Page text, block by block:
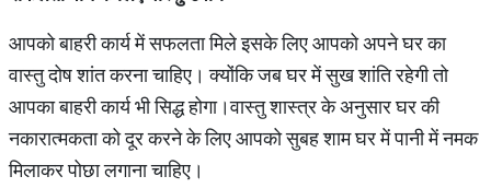
आपको बाहरी कार्य में सफलता मिले इसके लिए आपको अपने घर का
वास्तु दोष शांत करना चाहिए। क्योंकि जब घर में सुख शांति रहेगी तो
आपका बाहरी कार्य भी सिद्ध होगा।वास्तु शास्त्र के अनुसार घर की
नकारात्मकता को दूर करने के लिए आपको सुबह शाम घर में पानी में नमक
मिलाकर पोछा लगाना चाहिए।